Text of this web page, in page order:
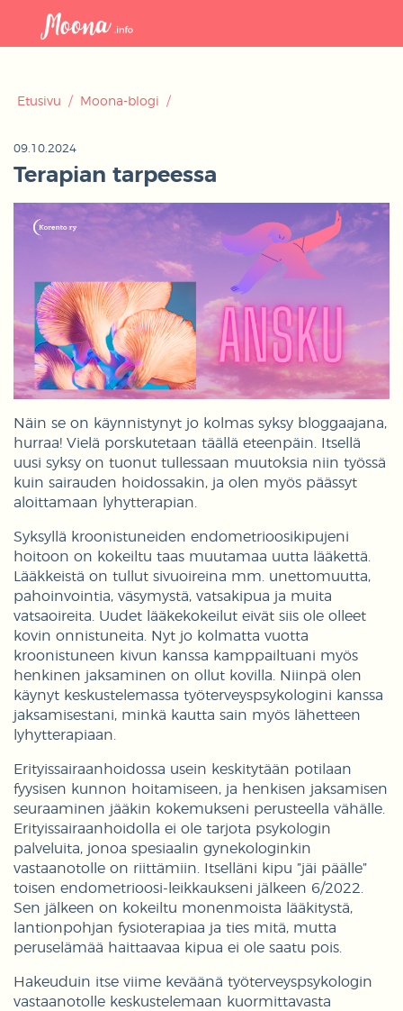
Etusivu / Moona-blogi /
09.10.2024
Terapian tarpeessa
Näin se on käynnistynyt jo kolmas syksy bloggaajana,
hurraa! Vielä porskutetaan täällä eteenpäin. Itsellä
uusi syksy on tuonut tullessaan muutoksia niin työssä
kuin sairauden hoidossakin, ja olen myös päässyt
aloittamaan lyhytterapian.
Syksyllä kroonistuneiden endometrioosikipujeni
hoitoon on kokeiltu taas muutamaa uutta lääkettä.
Lääkkeistä on tullut sivuoireina mm. unettomuutta,
pahoinvointia, väsymystä, vatsakipua ja muita
vatsaoireita. Uudet lääkekokeilut eivät siis ole olleet
kovin onnistuneita. Nyt jo kolmatta vuotta
kroonistuneen kivun kanssa kamppailtuani myös
henkinen jaksaminen on ollut kovilla. Niinpä olen
käynyt keskustelemassa työterveyspsykologini kanssa
jaksamisestani, minkä kautta sain myös lähetteen
lyhytterapiaan.
Erityissairaanhoidossa usein keskitytään potilaan
fyysisen kunnon hoitamiseen, ja henkisen jaksamisen
seuraaminen jääkin kokemukseni perusteella vähälle.
Erityissairaanhoidolla ei ole tarjota psykologin
palveluita, jonoa spesiaalin gynekologinkin
vastaanotolle on riittämiin. Itselläni kipu ”jäi päälle”
toisen endometrioosi-leikkaukseni jälkeen 6/2022.
Sen jälkeen on kokeiltu monenmoista lääkitystä,
lantionpohjan fysioterapiaa ja ties mitä, mutta
peruselämää haittaavaa kipua ei ole saatu pois.
Hakeuduin itse viime keväänä työterveyspsykologin
vastaanotolle keskustelemaan kuormittavasta